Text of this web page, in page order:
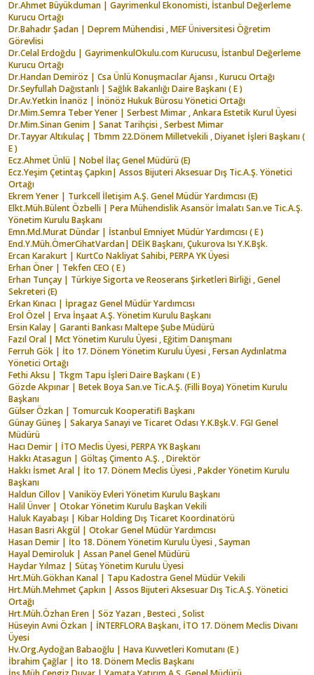
Dr.Ahmet Büyükduman | Gayrimenkul Ekonomisti, İstanbul Değerleme
Kurucu Ortağı
Dr.Bahadır Şadan | Deprem Mühendisi , MEF Üniversitesi Öğretim
Görevlisi
Dr.Celal Erdoğdu | GayrimenkulOkulu.com Kurucusu, İstanbul Değerleme
Kurucu Ortağı
Dr.Handan Demiröz | Csa Ünlü Konuşmacılar Ajansı , Kurucu Ortağı
Dr.Seyfullah Dağıstanlı | Sağlık Bakanlığı Daire Başkanı ( E )
Dr.Av.Yetkin İnanöz | İnönöz Hukuk Bürosu Yönetici Ortağı
Dr.Mim.Semra Teber Yener | Serbest Mimar , Ankara Estetik Kurul Üyesi
Dr.Mim.Sinan Genim | Sanat Tarihçisi , Serbest Mimar
Dr.Tayyar Altıkulaç | Tbmm 22.Dönem Milletvekili , Diyanet İşleri Başkanı (
E )
Ecz.Ahmet Ünlü | Nobel İlaç Genel Müdürü (E)
Ecz.Yeşim Çetintaş Çapkın| Assos Bijuteri Aksesuar Dış Tic.A.Ş. Yönetici
Ortağı
Ekrem Yener | Turkcell İletişim A.Ş. Genel Müdür Yardımcısı (E)
Elkt.Müh.Bülent Özbelli | Pera Mühendislik Asansör İmalatı San.ve Tic.A.Ş.
Yönetim Kurulu Başkanı
Emn.Md.Murat Dündar | İstanbul Emniyet Müdür Yardımcısı ( E )
End.Y.Müh.ÖmerCihatVardan| DEİK Başkanı, Çukurova Isı Y.K.Bşk.
Ercan Karakurt | KurtCo Nakliyat Sahibi, PERPA YK Üyesi
Erhan Öner | Tekfen CEO ( E )
Erhan Tunçay | Türkiye Sigorta ve Reoserans Şirketleri Birliği , Genel
Sekreteri (E)
Erkan Kınacı | İpragaz Genel Müdür Yardımcısı
Erol Özel | Erva İnşaat A.Ş. Yönetim Kurulu Başkanı
Ersin Kalay | Garanti Bankası Maltepe Şube Müdürü
Fazıl Oral | Mct Yönetim Kurulu Üyesi , Eğitim Danışmanı
Ferruh Gök | İto 17. Dönem Yönetim Kurulu Üyesi , Fersan Aydınlatma
Yönetici Ortağı
Fethi Aksu | Tkgm Tapu İşleri Daire Başkanı ( E )
Gözde Akpınar | Betek Boya San.ve Tic.A.Ş. (Filli Boya) Yönetim Kurulu
Başkanı
Gülser Özkan | Tomurcuk Kooperatifi Başkanı
Günay Güneş | Sakarya Sanayi ve Ticaret Odası Y.K.Bşk.V. FGI Genel
Müdürü
Hacı Demir | İTO Meclis Üyesi, PERPA YK Başkanı
Hakkı Atasagun | Göltaş Çimento A.Ş. , Direktör
Hakkı İsmet Aral | İto 17. Dönem Meclis Üyesi , Pakder Yönetim Kurulu
Başkanı
Haldun Cillov | Vaniköy Evleri Yönetim Kurulu Başkanı
Halil Ünver | Otokar Yönetim Kurulu Başkan Vekili
Haluk Kayabaşı | Kibar Holding Dış Ticaret Koordinatörü
Hasan Basri Akgül | Otokar Genel Müdür Yardımcısı
Hasan Demir | İto 18. Dönem Yönetim Kurulu Üyesi , Sayman
Hayal Demiroluk | Assan Panel Genel Müdürü
Haydar Yılmaz | Sütaş Yönetim Kurulu Üyesi
Hrt.Müh.Gökhan Kanal | Tapu Kadostra Genel Müdür Vekili
Hrt.Müh.Mehmet Çapkın | Assos Bijuteri Aksesuar Dış Tic.A.Ş. Yönetici
Ortağı
Hrt.Müh.Özhan Eren | Söz Yazarı , Besteci , Solist
Hüseyin Avni Özkan | İNTERFLORA Başkanı, İTO 17. Dönem Meclis Divanı
Üyesi
Hv.Org.Aydoğan Babaoğlu | Hava Kuvvetleri Komutanı (E )
İbrahim Çağlar | İto 18. Dönem Meclis Başkanı